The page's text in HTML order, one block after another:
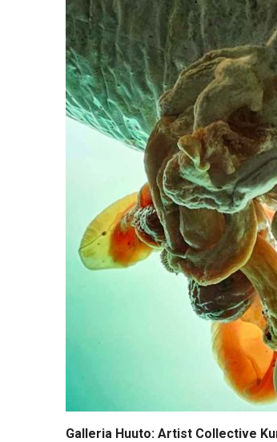
Galleria Huuto: Artist Collective